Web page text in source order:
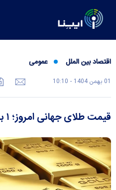
اقتصاد بین الملل عمومی
01 بهمن 1404 - 10:10
قیمت طلای جهانی امروز؛ ۱ بهمن ۱۴۰۴